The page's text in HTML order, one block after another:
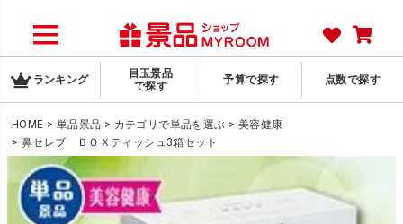
ランキング
目玉景品
で探す
予算で探す 点数で探す
HOME 単品景品 カテゴリで単品を選ぶ
美容健康
鼻セレブ ＢＯＸティッシュ3箱セット